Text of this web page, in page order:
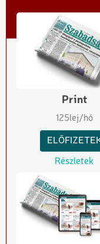
Print
125lej/hó
Részletek